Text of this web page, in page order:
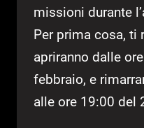
missioni durante
Per prima cosa, ti
apriranno dalle
febbraio, e
alle ore 19:00 del